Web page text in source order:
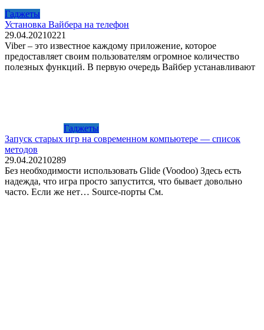
Гаджеты
Установка Вайбера на телефон
29.04.20210221
Viber – это известное каждому приложение, которое
предоставляет своим пользователям огромное количество
полезных функций. В первую очередь Вайбер устанавливают
Гаджеты
Запуск старых игр на современном компьютере — список
методов
29.04.20210289
Без необходимости использовать Glide (Voodoo) Здесь есть
надежда, что игра просто запустится, что бывает довольно
часто. Если же нет… Source-порты См.